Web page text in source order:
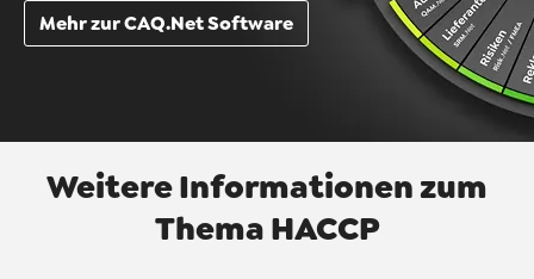
Mehr zur CAQ.Net Software
Weitere Informationen zum
Thema HACCP